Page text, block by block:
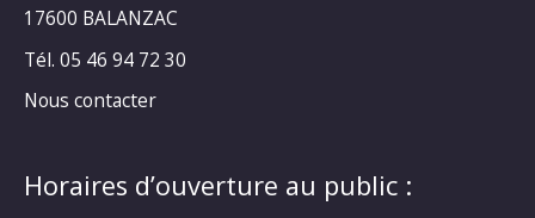
17600 BALANZAC
Tél. 05 46 94 72 30
Nous contacter
Horaires d’ouverture au public :